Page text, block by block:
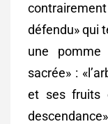
défendu» qui
une
sacrée» :
et ses fruits